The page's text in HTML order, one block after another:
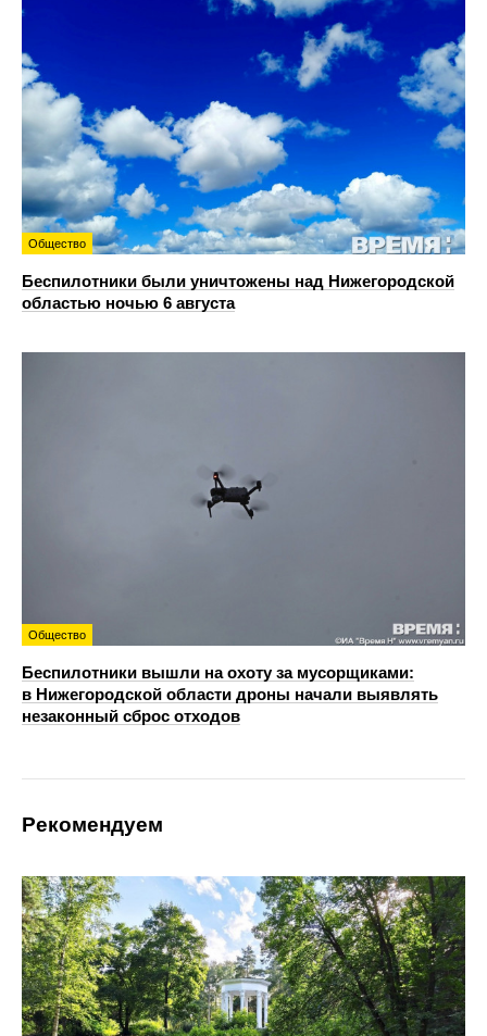
Общество
Беспилотники были уничтожены над Нижегородской
областью ночью 6 августа
Общество
Беспилотники вышли на охоту за мусорщиками:
в Нижегородской области дроны начали выявлять
незаконный сброс отходов
Рекомендуем